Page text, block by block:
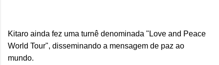
Kitaro ainda fez uma turnê denominada "Love and Peace
World Tour", disseminando a mensagem de paz ao
mundo.